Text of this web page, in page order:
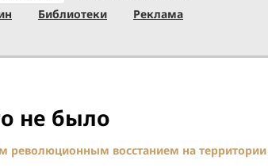
Библиотеки
Реклама
не было
революционным восстанием на территории